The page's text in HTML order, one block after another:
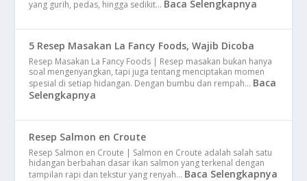
yang gurih, pedas, hingga sedikit… Baca Selengkapnya
5 Resep Masakan La Fancy Foods, Wajib Dicoba
Resep Masakan La Fancy Foods | Resep masakan bukan hanya
soal mengenyangkan, tapi juga tentang menciptakan momen
spesial di setiap hidangan. Dengan bumbu dan rempah… Baca
Selengkapnya
Resep Salmon en Croute
Resep Salmon en Croute | Salmon en Croute adalah salah satu
hidangan berbahan dasar ikan salmon yang terkenal dengan
tampilan rapi dan tekstur yang renyah… Baca Selengkapnya